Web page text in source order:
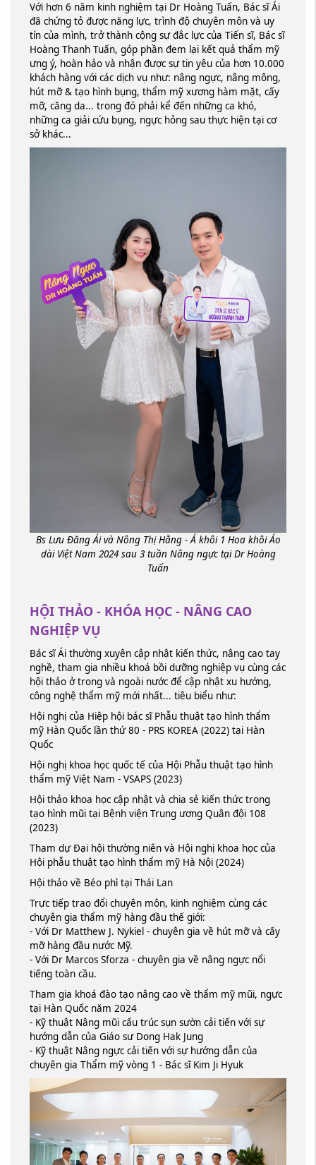
Với hơn 6 năm kinh nghiệm tại Dr Hoàng Tuấn, Bác sĩ Ái
đã chứng tỏ được năng lực, trình độ chuyên môn và uy
tín của mình, trở thành cộng sự đắc lực của Tiến sĩ, Bác sĩ
Hoàng Thanh Tuấn, góp phần đem lại kết quả thẩm mỹ
ưng ý, hoàn hảo và nhận được sự tin yêu của hơn 10.000
khách hàng với các dịch vụ như: nâng ngực, nâng mông,
hút mỡ & tạo hình bụng, thẩm mỹ xương hàm mặt, cấy
mỡ, căng da... trong đó phải kể đến những ca khó,
những ca giải cứu bụng, ngực hỏng sau thực hiện tại cơ
sở khác...
Bs Lưu Đăng Ái và Nông Thị Hằng - Á khôi 1 Hoa khôi Áo
dài Việt Nam 2024 sau 3 tuần Nâng ngực tại Dr Hoàng
Tuấn
HỘI THẢO - KHÓA HỌC - NÂNG CAO
NGHIỆP VỤ
Bác sĩ Ái thường xuyên cập nhật kiến thức, nâng cao tay
nghề, tham gia nhiều khoá bồi dưỡng nghiệp vụ cùng các
hội thảo ở trong và ngoài nước để cập nhật xu hướng,
công nghệ thẩm mỹ mới nhất... tiêu biểu như:
Hội nghị của Hiệp hội bác sĩ Phẫu thuật tạo hình thẩm
mỹ Hàn Quốc lần thứ 80 - PRS KOREA (2022) tại Hàn
Quốc
Hội nghị khoa học quốc tế của Hội Phẫu thuật tạo hình
thẩm mỹ Việt Nam - VSAPS (2023)
Hội thảo khoa học cập nhật và chia sẻ kiến thức trong
tạo hình mũi tại Bệnh viện Trung ương Quân đội 108
(2023)
Tham dự Đại hội thường niên và Hội nghị khoa học của
Hội phẫu thuật tạo hình thẩm mỹ Hà Nội (2024)
Hội thảo về Béo phì tại Thái Lan
Trực tiếp trao đổi chuyên môn, kinh nghiệm cùng các
chuyên gia thẩm mỹ hàng đầu thế giới:
- Với Dr Matthew J. Nykiel - chuyên gia về hút mỡ và cấy
mỡ hàng đầu nước Mỹ.
- Với Dr Marcos Sforza - chuyên gia về nâng ngực nổi
tiếng toàn cầu.
Tham gia khoá đào tạo nâng cao về thẩm mỹ mũi, ngực
tại Hàn Quốc năm 2024
- Kỹ thuật Nâng mũi cấu trúc sụn sườn cải tiến với sự
hướng dẫn của Giáo sư Dong Hak Jung
- Kỹ thuật Nâng ngực cải tiến với sự hướng dẫn của
chuyên gia Thẩm mỹ vòng 1 - Bác sĩ Kim Ji Hyuk